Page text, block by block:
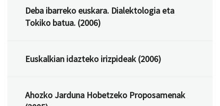
Deba ibarreko euskara. Dialektologia eta
Tokiko batua. (2006)
Euskalkian idazteko irizpideak (2006)
Ahozko Jarduna Hobetzeko Proposamenak